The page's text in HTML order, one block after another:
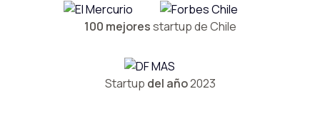
100 mejoresstartup de Chile
Startup del año2023